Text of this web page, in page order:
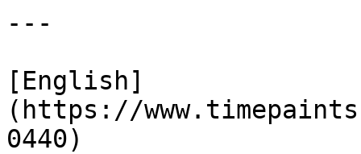
---
[English]
(https://
0440)